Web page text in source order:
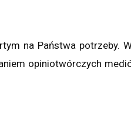
na Państwa
opiniotwórczych